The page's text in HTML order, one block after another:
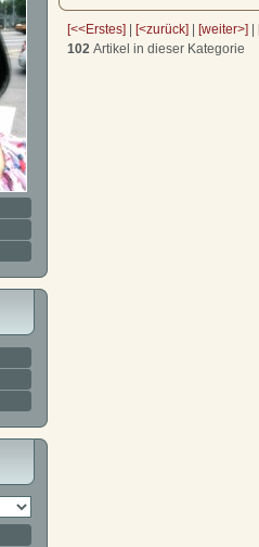
[<<Erstes] | [<zurück] | [weiter>] |
102 Artikel in dieser Kategorie